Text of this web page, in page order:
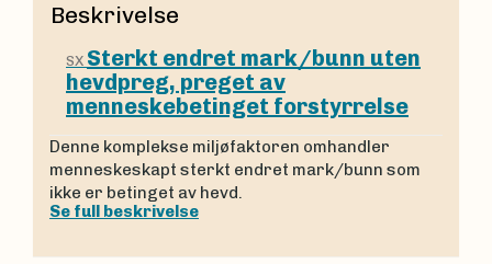
Beskrivelse
SX Sterkt endret mark/bunn uten
hevdpreg, preget av
menneskebetinget forstyrrelse
Denne komplekse miljøfaktoren omhandler
menneskeskapt sterkt endret mark/bunn som
ikke er betinget av hevd.
Se full beskrivelse